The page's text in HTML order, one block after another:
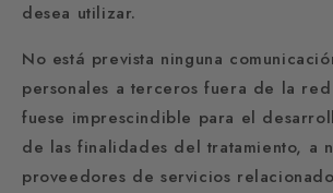
desea utilizar.
No está prevista ninguna
personales a terceros fuera de la
fuese imprescindible para el
de las finalidades del tratamiento, a
proveedores de servicios